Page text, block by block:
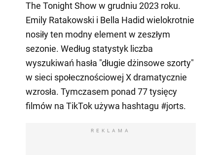
The Tonight Show w grudniu 2023 roku.
Emily Ratakowski i Bella Hadid wielokrotnie
nosiły ten modny element w zeszłym
sezonie. Według statystyk liczba
wyszukiwań hasła "długie dżinsowe szorty"
w sieci społecznościowej X dramatycznie
wzrosła. Tymczasem ponad 77 tysięcy
filmów na TikTok używa hashtagu #jorts.
REKLAMA